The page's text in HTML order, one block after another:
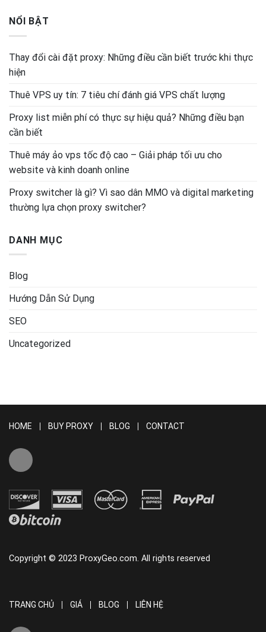
NỔI BẬT
Thay đổi cài đặt proxy: Những điều cần biết trước khi thực
hiện
Thuê VPS uy tín: 7 tiêu chí đánh giá VPS chất lượng
Proxy list miễn phí có thực sự hiệu quả? Những điều bạn
cần biết
Thuê máy ảo vps tốc độ cao – Giải pháp tối ưu cho
website và kinh doanh online
Proxy switcher là gì? Vì sao dân MMO và digital marketing
thường lựa chọn proxy switcher?
DANH MỤC
Blog
Hướng Dẫn Sử Dụng
SEO
Uncategorized
HOME BUY PROXY BLOG CONTACT
Copyright © 2023 ProxyGeo.com. All rights reserved
TRANG CHỦ GIÁ BLOG LIÊN HỆ